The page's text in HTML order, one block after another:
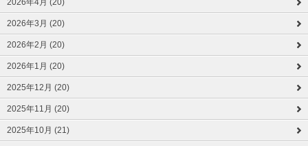
2026年4月 (20)
2026年3月 (20)
2026年2月 (20)
2026年1月 (20)
2025年12月 (20)
2025年11月 (20)
2025年10月 (21)